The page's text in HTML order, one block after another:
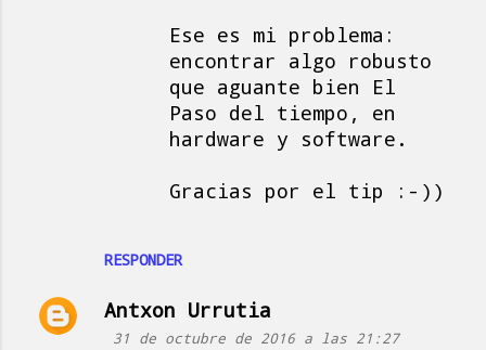
RESPONDER
Ese es mi problema:
encontrar algo robusto
que aguante bien El
Paso del tiempo, en
hardware y software.
Gracias por el tip :-))
Antxon Urrutia
31 de octubre de 2016 a las 21:27